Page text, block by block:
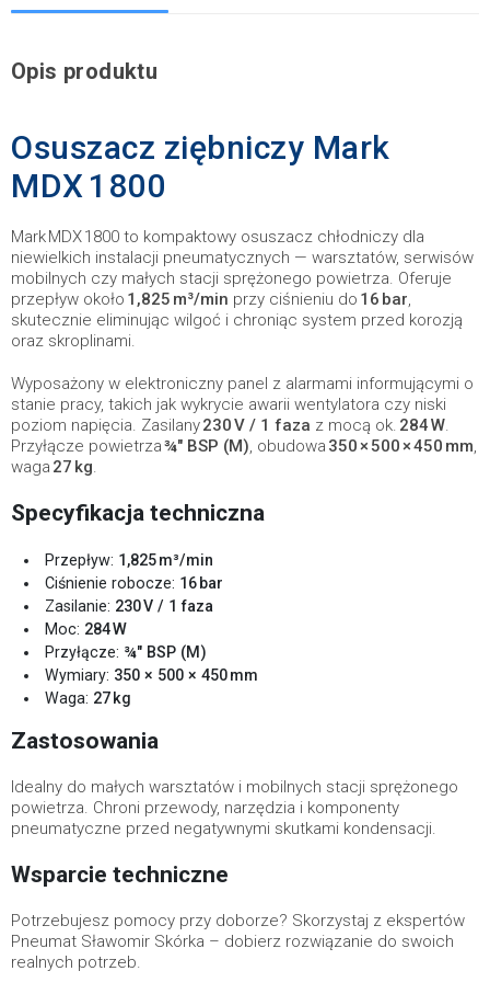
Opis produktu
Osuszacz ziębniczy Mark
MDX 1800
Mark MDX 1800 to kompaktowy osuszacz chłodniczy dla
niewielkich instalacji pneumatycznych — warsztatów, serwisów
mobilnych czy małych stacji sprężonego powietrza. Oferuje
przepływ około 1,825 m³/min przy ciśnieniu do 16 bar,
skutecznie eliminując wilgoć i chroniąc system przed korozją
oraz skroplinami.
Wyposażony w elektroniczny panel z alarmami informującymi o
stanie pracy, takich jak wykrycie awarii wentylatora czy niski
poziom napięcia. Zasilany230 V / 1 faza z mocą ok. 284 W.
Przyłącze powietrza¾″ BSP (M), obudowa 350 × 500 × 450 mm,
waga 27 kg.
Specyfikacja techniczna
Przepływ: 1,825 m³/min
Ciśnienie robocze: 16 bar
Zasilanie: 230 V / 1 faza
Moc: 284 W
Przyłącze: ¾″ BSP (M)
Wymiary: 350 × 500 × 450 mm
Waga: 27 kg
Zastosowania
Idealny do małych warsztatów i mobilnych stacji sprężonego
powietrza. Chroni przewody, narzędzia i komponenty
pneumatyczne przed negatywnymi skutkami kondensacji.
Wsparcie techniczne
Potrzebujesz pomocy przy doborze? Skorzystaj z ekspertów
Pneumat Sławomir Skórka – dobierz rozwiązanie do swoich
realnych potrzeb.